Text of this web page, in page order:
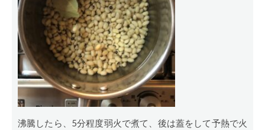
沸騰したら、5分程度弱火で煮て、後は蓋をして予熱で火